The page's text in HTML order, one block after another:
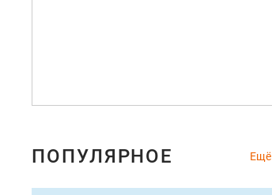
ПОПУЛЯРНОЕ Ещё